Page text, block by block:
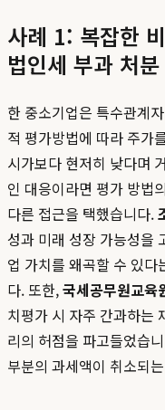
사례 1: 복잡한
법인세 부과 처
한 중소기업은 특수관계
적 평가방법에 따라 주가
시가보다 현저히 낮다며
인 대응이라면 평가 방법
다른 접근을 택했습니다.
성과 미래 성장 가능성을
업 가치를 왜곡할 수 있다
다. 또한,국세공무원교육
치평가 시 자주 간과하는
리의 허점을 파고들었습
부분의 과세액이 취소되